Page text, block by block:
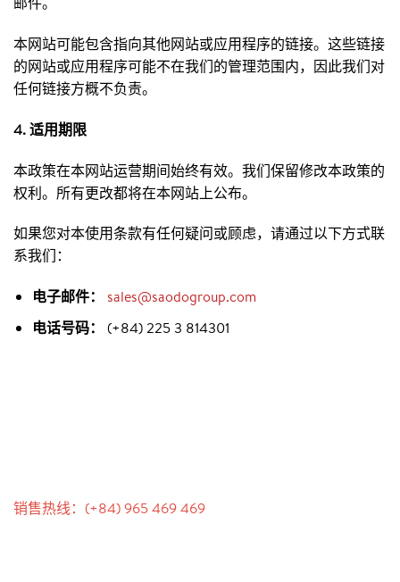
本网站可能包含指向其他网站或应用程序的链接。这些链接
的网站或应用程序可能不在我们的管理范围内，因此我们对
任何链接方概不负责。
4. 适用期限
本政策在本网站运营期间始终有效。我们保留修改本政策的
权利。所有更改都将在本网站上公布。
如果您对本使用条款有任何疑问或顾虑，请通过以下方式联
系我们：
电子邮件：
sales@saodogroup.com
电话号码：
(+84) 225 3 814301
销售热线：(+84) 965 469 469